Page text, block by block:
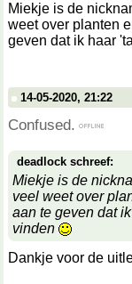
Miekje is de
weet over planten
geven dat ik haar
14-05-2020, 21:22
Confused.
deadlock schreef:
Miekje is de
veel weet over
aan te geven dat
vinden
Dankje voor de